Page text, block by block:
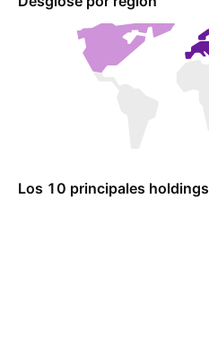
Los 10 principales holdings